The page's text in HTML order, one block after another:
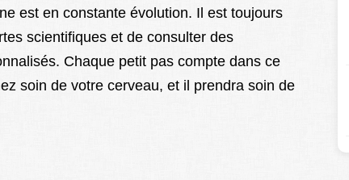
est en constante évolution. Il est toujours
scientifiques et de consulter des
Chaque petit pas compte dans ce
soin de votre cerveau, et il prendra soin de